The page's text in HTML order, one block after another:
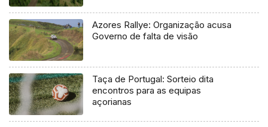
Azores Rallye: Organização acusa
Governo de falta de visão
Taça de Portugal: Sorteio dita
encontros para as equipas
açorianas